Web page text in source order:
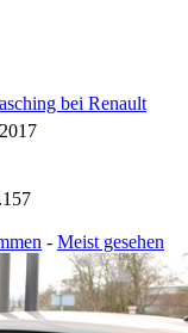
bei Renault
- Meist gesehen